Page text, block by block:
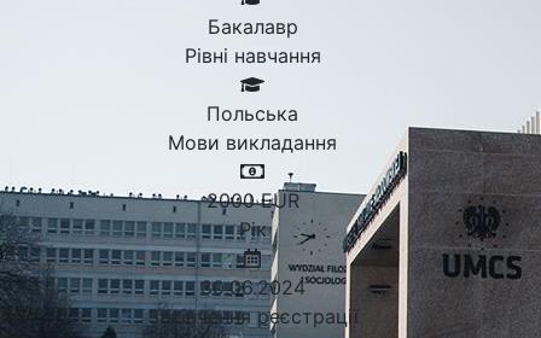
Бакалавр
Рівні навчання
Польська
Мови викладання
2000 EUR
Рік
30.06.2024
Закінчення реєстрації